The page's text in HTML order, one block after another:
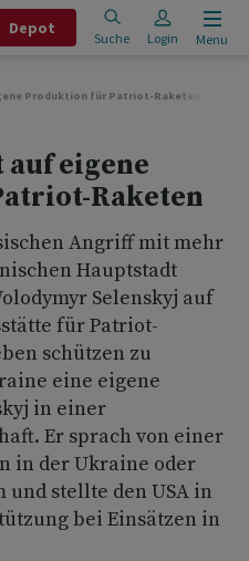
Depot
Suche Login Menu
Produktion für Patriot-Raketen
eigene
Raketen
Angriff mit mehr
Hauptstadt
Selenskyj auf
für Patriot-
schützen zu
eine eigene
in einer
Er sprach von einer
in der Ukraine oder
stellte den USA in
bei Einsätzen in